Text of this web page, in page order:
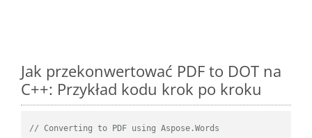
Jak przekonwertować PDF to DOT na
C++: Przykład kodu krok po kroku
// Converting to PDF using Aspose.Words